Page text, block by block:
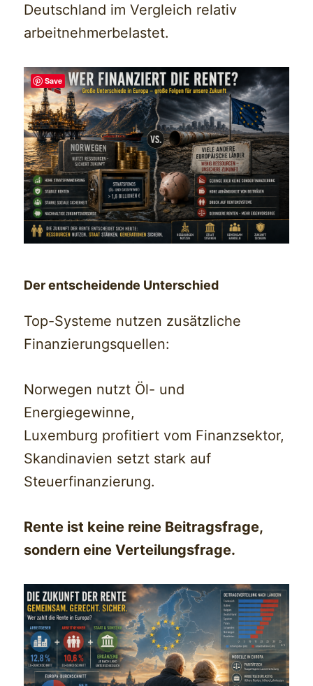
Deutschland im Vergleich relativ
arbeitnehmerbelastet.
Der entscheidende Unterschied
Top-Systeme nutzen zusätzliche
Finanzierungsquellen:
Norwegen nutzt Öl- und
Energiegewinne,
Luxemburg profitiert vom Finanzsektor,
Skandinavien setzt stark auf
Steuerfinanzierung.
Rente ist keine reine Beitragsfrage,
sondern eine Verteilungsfrage.
Save